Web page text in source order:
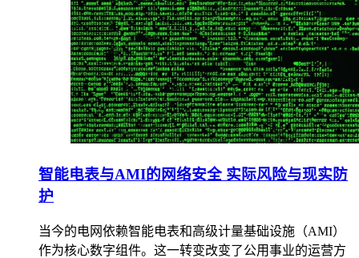
智能电表与AMI的网络安全 实际风险与现实防
护
当今的电网依赖智能电表和高级计量基础设施（AMI）
作为核心数字组件。这一转变改变了公用事业的运营方